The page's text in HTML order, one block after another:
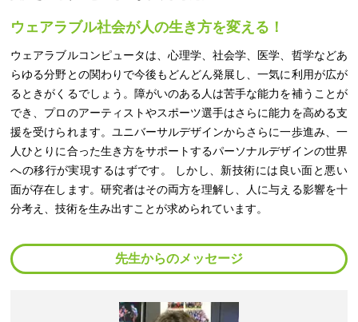
ウェアラブル社会が人の生き方を変える！
ウェアラブルコンピュータは、心理学、社会学、医学、哲学などあ
らゆる分野との関わりで今後もどんどん発展し、一気に利用が広が
るときがくるでしょう。障がいのある人は苦手な能力を補うことが
でき、プロのアーティストやスポーツ選手はさらに能力を高める支
援を受けられます。ユニバーサルデザインからさらに一歩進み、一
人ひとりに合った生き方をサポートするパーソナルデザインの世界
への移行が実現するはずです。 しかし、新技術には良い面と悪い
面が存在します。研究者はその両方を理解し、人に与える影響を十
分考え、技術を生み出すことが求められています。
先生からのメッセージ